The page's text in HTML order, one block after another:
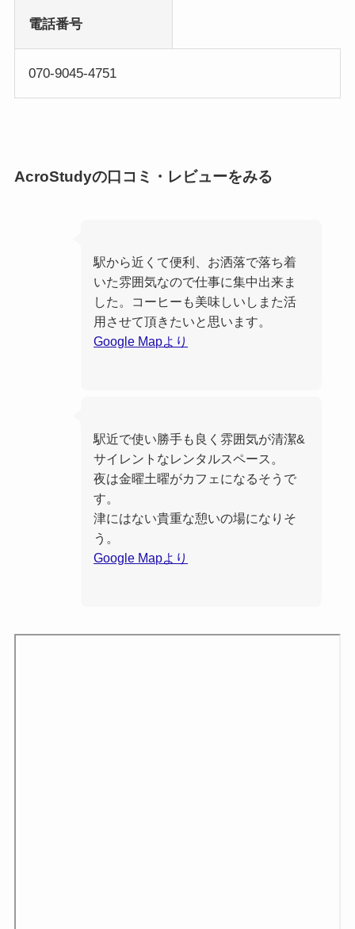
電話番号
070-9045-4751
AcroStudyの口コミ・レビューをみる
駅から近くて便利、お洒落で落ち着
いた雰囲気なので仕事に集中出来ま
した。コーヒーも美味しいしまた活
用させて頂きたいと思います。
Google Mapより
駅近で使い勝手も良く雰囲気が清潔&
サイレントなレンタルスペース。
夜は金曜土曜がカフェになるそうで
す。
津にはない貴重な憩いの場になりそ
う。
Google Mapより